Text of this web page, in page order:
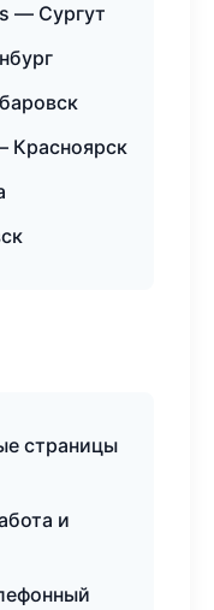
— Сургут
Красноярск
страницы
и